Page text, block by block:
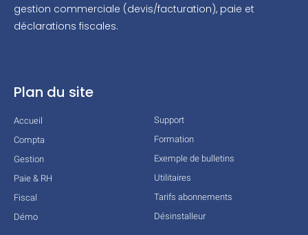
gestion commerciale (devis/facturation), paie et
déclarations fiscales.
Plan du site
Accueil
Compta
Gestion
Paie & RH
Fiscal
Démo
Support
Formation
Exemple de bulletins
Utilitaires
Tarifs abonnements
Désinstalleur